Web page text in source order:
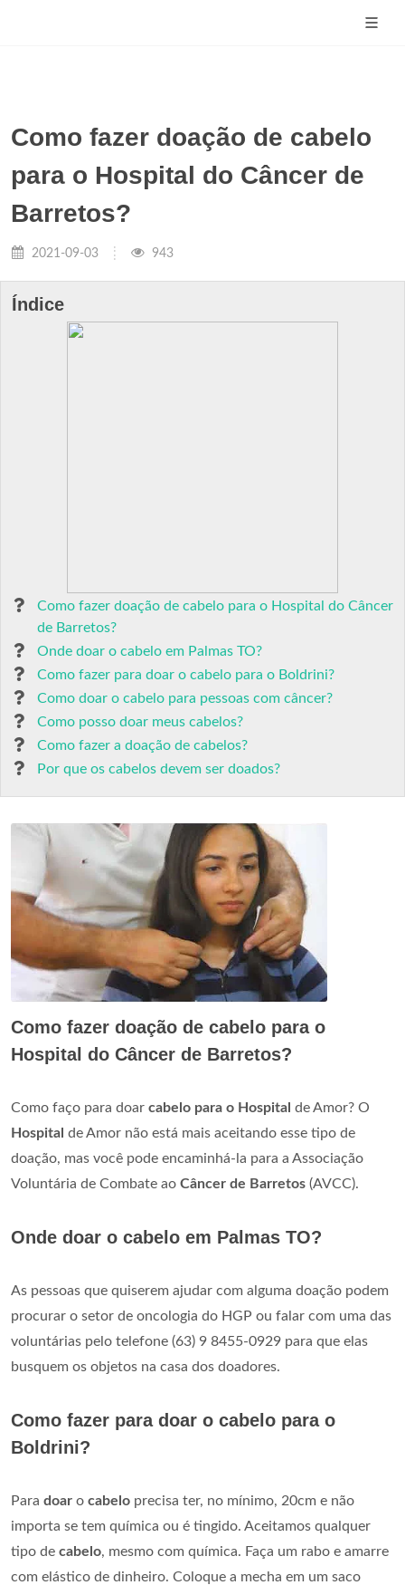
Como fazer doação de cabelo
para o Hospital do Câncer de
Barretos?
2021-09-03 943
Índice
Como fazer doação de cabelo para o Hospital do Câncer
de Barretos?
Onde doar o cabelo em Palmas TO?
Como fazer para doar o cabelo para o Boldrini?
Como doar o cabelo para pessoas com câncer?
Como posso doar meus cabelos?
Como fazer a doação de cabelos?
Por que os cabelos devem ser doados?
Como fazer doação de cabelo para o
Hospital do Câncer de Barretos?
Como faço para doar cabelo para o Hospital de Amor? O
Hospital de Amor não está mais aceitando esse tipo de
doação, mas você pode encaminhá-la para a Associação
Voluntária de Combate ao Câncer de Barretos (AVCC).
Onde doar o cabelo em Palmas TO?
As pessoas que quiserem ajudar com alguma doação podem
procurar o setor de oncologia do HGP ou falar com uma das
voluntárias pelo telefone (63) 9 8455-0929 para que elas
busquem os objetos na casa dos doadores.
Como fazer para doar o cabelo para o
Boldrini?
Para doar o cabelo precisa ter, no mínimo, 20cm e não
importa se tem química ou é tingido. Aceitamos qualquer
tipo de cabelo, mesmo com química. Faça um rabo e amarre
com elástico de dinheiro. Coloque a mecha em um saco